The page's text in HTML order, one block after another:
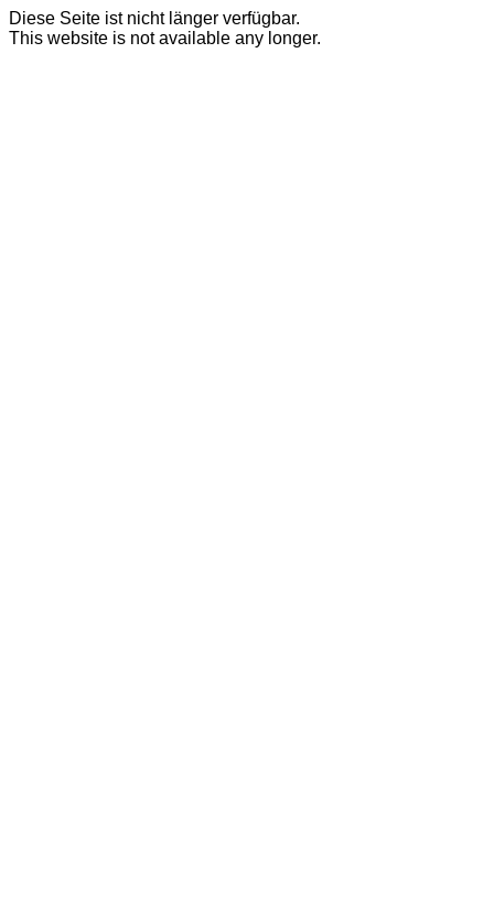
Diese Seite ist nicht länger verfügbar.
This website is not available any longer.